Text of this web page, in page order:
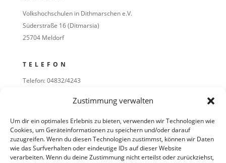
Zustimmung verwalten
Um dir ein optimales Erlebnis zu bieten, verwenden wir Technologien wie
Cookies, um Geräteinformationen zu speichern und/oder darauf
zuzugreifen. Wenn du diesen Technologien zustimmst, können wir Daten
wie das Surfverhalten oder eindeutige IDs auf dieser Website
verarbeiten. Wenn du deine Zustimmung nicht erteilst oder zurückziehst,
Volkshochschulen in Dithmarschen e.V.
Süderstraße 16 (Ditmarsia)
25704 Meldorf
TELEFON
Telefon: 04832/4243
E-MAIL
Redaktion
Mail:redaktion@kunstgriff.de